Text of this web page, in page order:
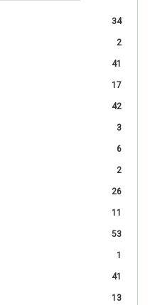
34
2
41
17
42
3
6
2
26
11
53
1
41
13